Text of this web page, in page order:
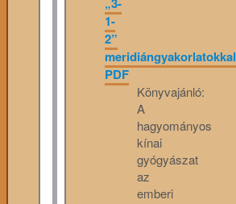
1-
2”
meridiángyakorlatokkal
PDF
Könyvajánló:
A
hagyományos
kínai
gyógyászat
az
emberi